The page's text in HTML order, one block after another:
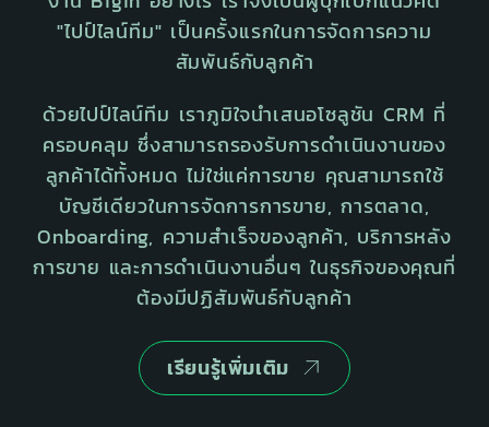
"ไปป์ไลน์ทีม" เป็นครั้งแรกในการจัดการความ
สัมพันธ์กับลูกค้า
ด้วยไปป์ไลน์ทีม เราภูมิใจนำเสนอโซลูชัน CRM ที่
ครอบคลุม ซึ่งสามารถรองรับการดำเนินงานของ
ลูกค้าได้ทั้งหมด ไม่ใช่แค่การขาย คุณสามารถใช้
บัญชีเดียวในการจัดการการขาย, การตลาด,
Onboarding, ความสำเร็จของลูกค้า, บริการหลัง
การขาย และการดำเนินงานอื่นๆ ในธุรกิจของคุณที่
ต้องมีปฏิสัมพันธ์กับลูกค้า
เรียนรู้เพิ่มเติม